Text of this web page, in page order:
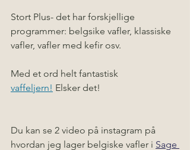
Stort Plus- det har forskjellige
programmer: belgsike vafler, klassiske
vafler, vafler med kefir osv.
Med et ord helt fantastisk
vaffeljern! Elsker det!
Du kan se 2 video på instagram på
hvordan jeg lager belgiske vafler i Sage